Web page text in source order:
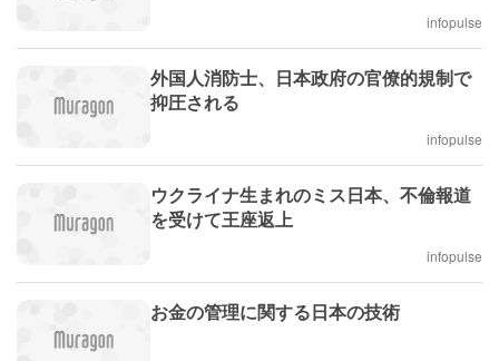
infopulse
外国人消防士、日本政府の官僚的規制で
抑圧される
infopulse
ウクライナ生まれのミス日本、不倫報道
を受けて王座返上
infopulse
お金の管理に関する日本の技術